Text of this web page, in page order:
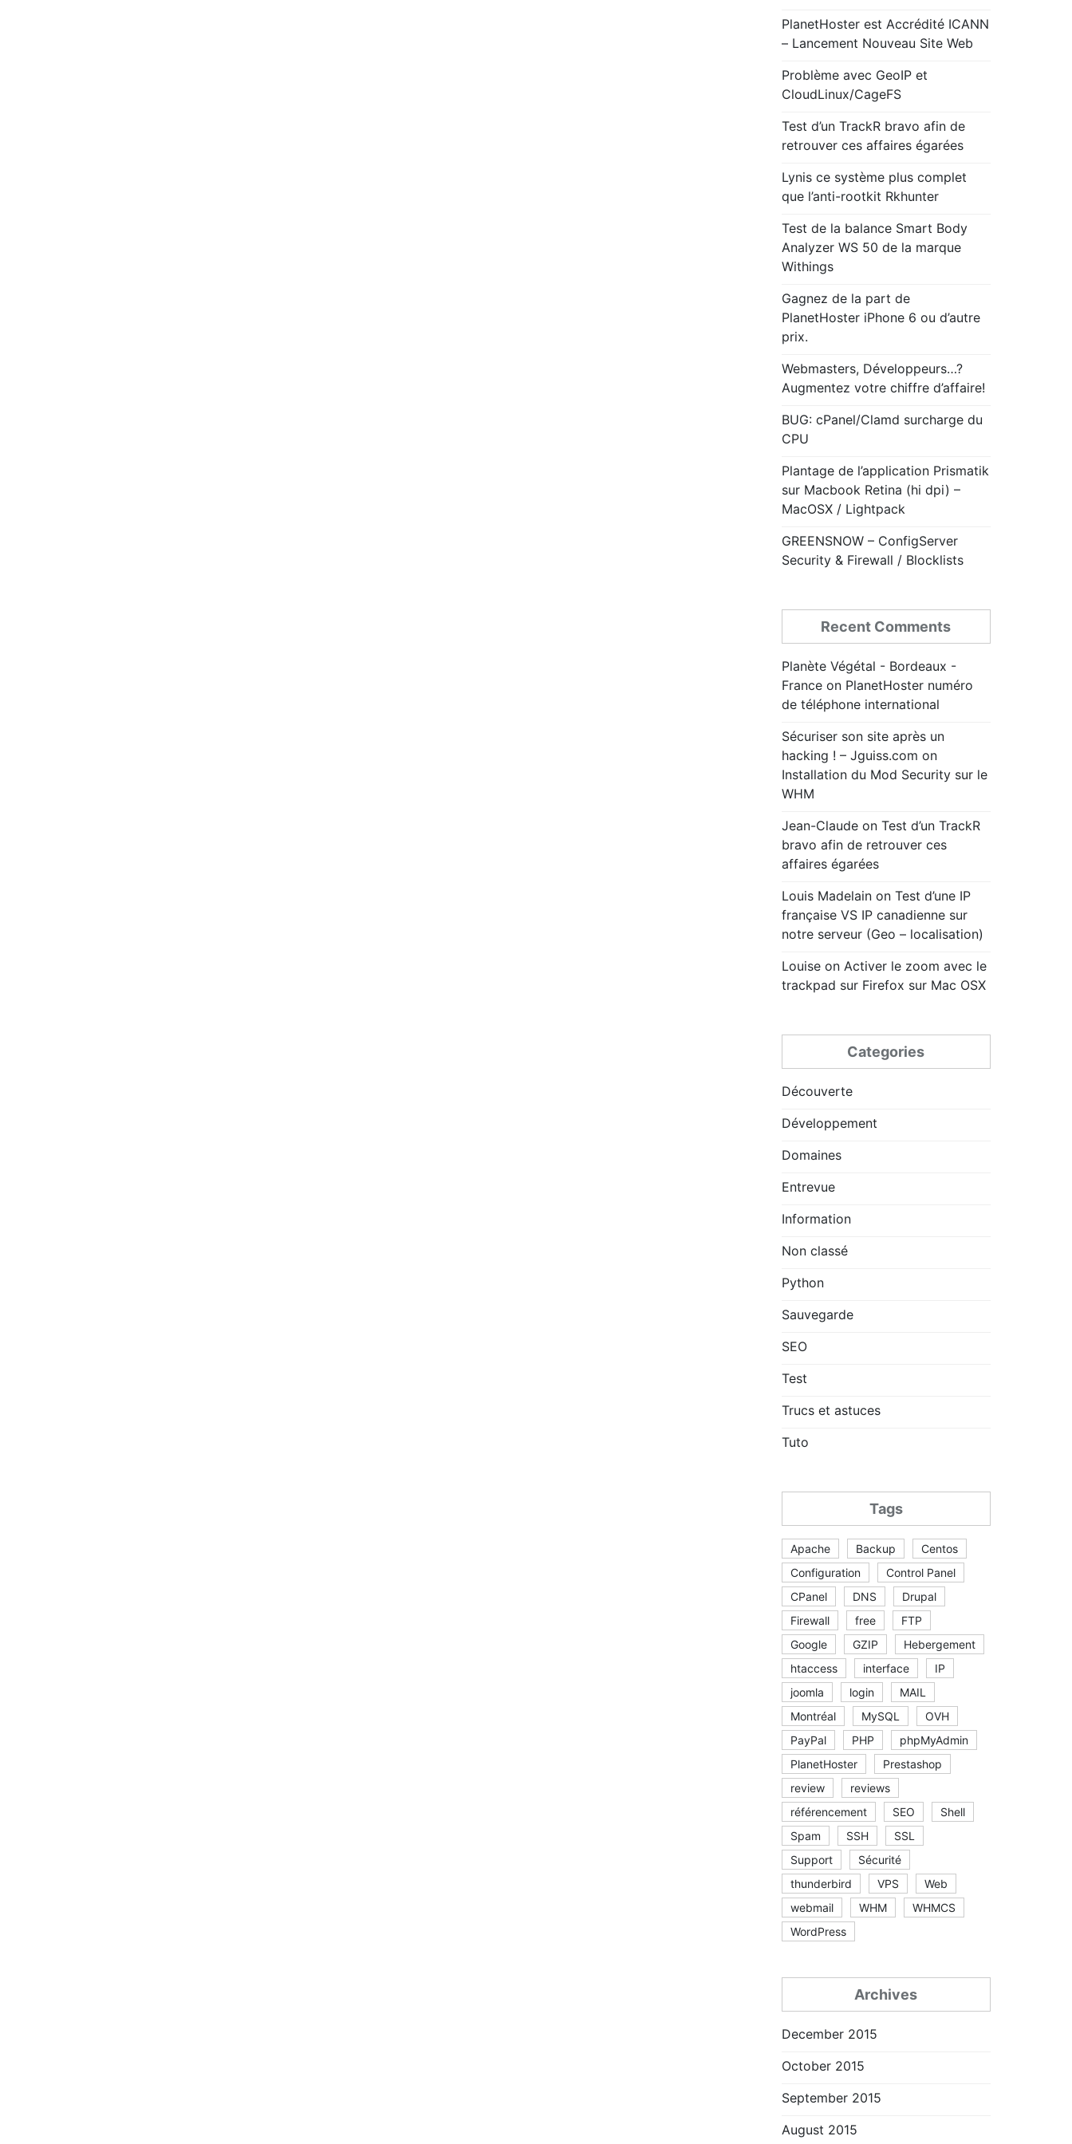
PlanetHoster est Accrédité ICANN
– Lancement Nouveau Site Web
Problème avec GeoIP et
CloudLinux/CageFS
Test d’un TrackR bravo afin de
retrouver ces affaires égarées
Lynis ce système plus complet
que l’anti-rootkit Rkhunter
Test de la balance Smart Body
Analyzer WS 50 de la marque
Withings
Gagnez de la part de
PlanetHoster iPhone 6 ou d’autre
prix.
Webmasters, Développeurs…?
Augmentez votre chiffre d’affaire!
BUG: cPanel/Clamd surcharge du
CPU
Plantage de l’application Prismatik
sur Macbook Retina (hi dpi) –
MacOSX / Lightpack
GREENSNOW – ConfigServer
Security & Firewall / Blocklists
Recent Comments
Planète Végétal - Bordeaux -
Franceon PlanetHoster numéro
de téléphone international
Sécuriser son site après un
hacking ! – Jguiss.com on
Installation du Mod Security sur le
WHM
Jean-Claudeon Test d’un TrackR
bravo afin de retrouver ces
affaires égarées
Louis Madelainon Test d’une IP
française VS IP canadienne sur
notre serveur (Geo – localisation)
Louiseon Activer le zoom avec le
trackpad sur Firefox sur Mac OSX
Categories
Découverte
Développement
Domaines
Entrevue
Information
Non classé
Python
Sauvegarde
SEO
Test
Trucs et astuces
Tuto
Tags
Apache Backup
Centos
Configuration
Control Panel
CPanel
DNS
Drupal
Firewall
free
FTP
Google
GZIP
Hebergement
htaccess
interface
IP
joomla
login
MAIL
Montréal
MySQL
OVH
PayPal
PHP
phpMyAdmin
PlanetHoster
Prestashop
review
reviews
référencement
SEO
Shell
Spam
SSH
SSL
Support
Sécurité
thunderbird
VPS
Web
webmail
WHM
WHMCS
WordPress
Archives
December 2015
October 2015
September 2015
August 2015